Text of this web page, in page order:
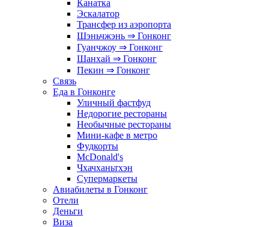
Канатка
Эскалатор
Трансфер из аэропорта
Шэньчжэнь ⇒ Гонконг
Гуанчжоу ⇒ Гонконг
Шанхай ⇒ Гонконг
Пекин ⇒ Гонконг
Связь
Еда в Гонконге
Уличный фастфуд
Недорогие рестораны
Необычные рестораны
Мини-кафе в метро
Фудкорты
McDonald's
Чхачханьтхэн
Супермаркеты
Авиабилеты в Гонконг
Отели
Деньги
Виза